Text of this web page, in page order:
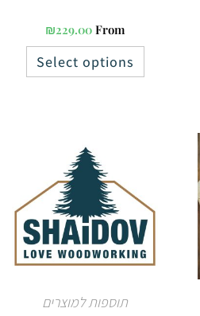
From
₪229.00
Select options
תוספות למוצרים